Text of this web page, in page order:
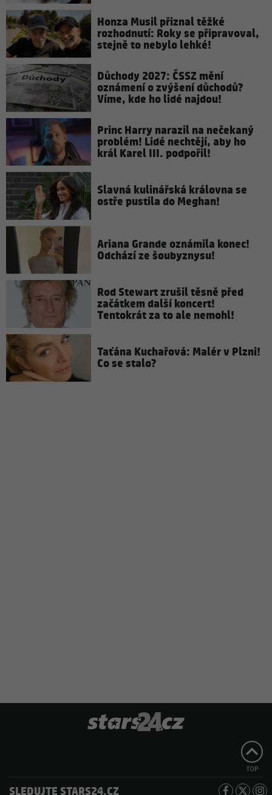
Honza Musil přiznal těžké
rozhodnutí: Roky se připravoval,
stejně to nebylo lehké!
Důchody 2027: ČSSZ mění
oznámení o zvýšení důchodů?
Víme, kde ho lidé najdou!
Princ Harry narazil na nečekaný
problém! Lidé nechtějí, aby ho
král Karel III. podpořil!
Slavná kulinářská královna se
ostře pustila do Meghan!
Ariana Grande oznámila konec!
Odchází ze šoubyznysu!
Rod Stewart zrušil těsně před
začátkem další koncert!
Tentokrát za to ale nemohl!
Taťána Kuchařová: Malér v Plzni!
Co se stalo?
TOP
SLEDUJTE STARS24.CZ